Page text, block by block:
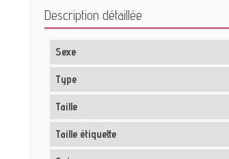
Description détaillée
Sexe
Type
Taille
Taille étiquette